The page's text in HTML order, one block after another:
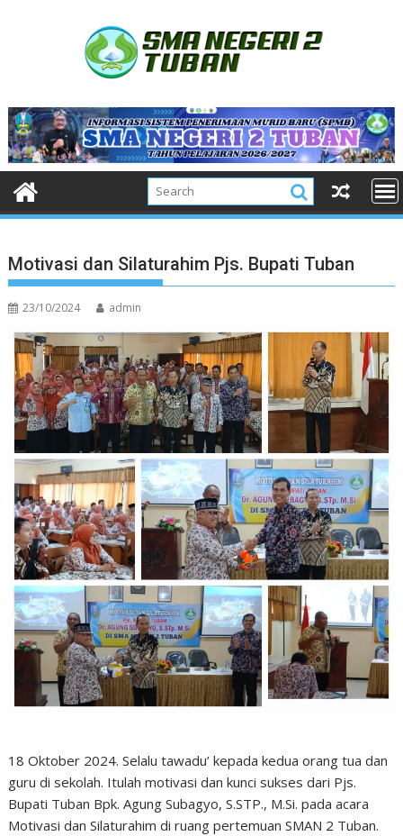
Motivasi dan Silaturahim Pjs. Bupati Tuban
23/10/2024 admin
18 Oktober 2024. Selalu tawadu’ kepada kedua orang tua dan
guru di sekolah. Itulah motivasi dan kunci sukses dari Pjs.
Bupati Tuban Bpk. Agung Subagyo, S.STP., M.Si. pada acara
Motivasi dan Silaturahim di ruang pertemuan SMAN 2 Tuban.